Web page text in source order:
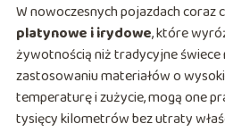
W nowoczesnych pojazdach coraz
platynowe i irydowe, które
żywotnością niż tradycyjne świece
zastosowaniu materiałów o
temperaturę i zużycie, mogą one
tysięcy kilometrów bez utraty